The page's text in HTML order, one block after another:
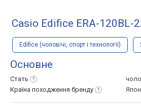
Casio Edifice ERA-120BL-
Edifice (чоловічі, спорт і технології)
Основне
Стать
Країна походження бренду